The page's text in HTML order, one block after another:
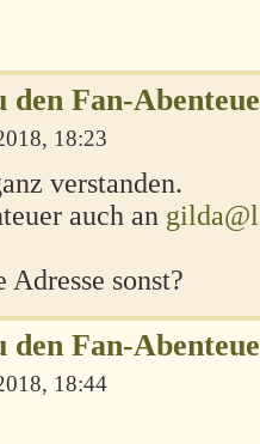
den Fan-
18:23
verstanden.
auch an
sonst?
den Fan-
18:44